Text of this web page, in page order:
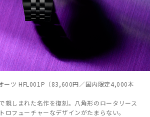
ーツ HFL001P（83,600円／国内限定4,000本
親しまれた名作を復刻。八角形のロータリース
ロフューチャーなデザインがたまらない。